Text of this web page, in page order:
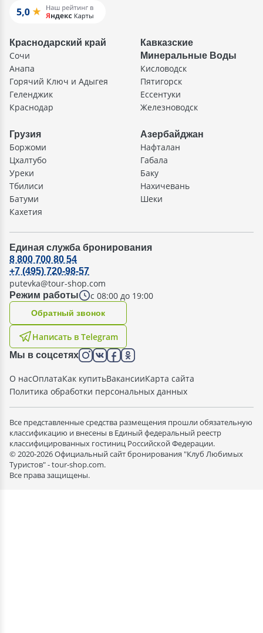
Краснодарский край
Сочи
Анапа
Горячий Ключ и Адыгея
Геленджик
Краснодар
Кавказские
Минеральные Воды
Кисловодск
Пятигорск
Ессентуки
Железноводск
Грузия
Боржоми
Цхалтубо
Уреки
Тбилиси
Батуми
Кахетия
Азербайджан
Нафталан
Габала
Баку
Нахичевань
Шеки
Единая служба бронирования
Режим работы с 08:00 до 19:00
8 800 700 80 54
+7 (495) 720-98-57
putevka@tour-shop.com
Написать в Telegram
Oбратный звонок
Мы в соцсетях
О насОплатаКак купитьВакансииКарта сайта
Политика обработки персональных данных
Все представленные средства размещения прошли обязательную
классификацию и внесены в Единый федеральный реестр
классифицированных гостиниц Российской Федерации.
© 2020-2026 Официальный сайт бронирования "Клуб Любимых
Туристов" - tour-shop.com.
Все права защищены.